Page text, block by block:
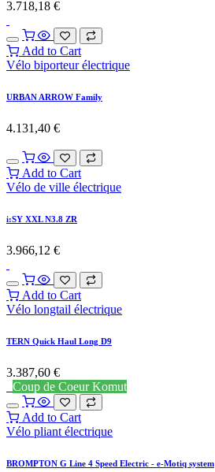
3.718,18 €
Add to Cart
Vélo biporteur électrique
URBAN ARROW Family
4.131,40 €
Add to Cart
Vélo de ville électrique
i:SY XXL N3.8 ZR
3.966,12 €
Add to Cart
Vélo longtail électrique
TERN Quick Haul Long D9
3.387,60 €
Coup de Coeur Komut
Add to Cart
Vélo pliant électrique
BROMPTON G Line 4 Speed Electric - e-Motiq system